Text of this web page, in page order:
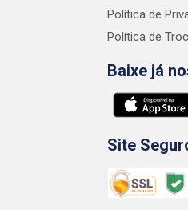
Política de
Política de
Baixe já
Site